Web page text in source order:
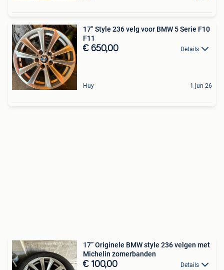
17" Style 236 velg voor BMW 5 Serie F10
F11
€ 650,00 Details
Huy 1 jun 26
17” Originele BMW style 236 velgen met
Michelin zomerbanden
€ 100,00 Details